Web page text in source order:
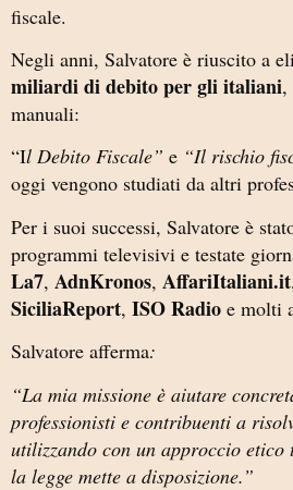
fiscale.
Negli anni, Salvatore è riuscito a
miliardi di debito per gli italiani,
manuali:
“Il Debito Fiscale” e “Il rischio
oggi vengono studiati da altri
Per i suoi successi, Salvatore è
programmi televisivi e testate
La7, AdnKronos, AffariItaliani.it
SiciliaReport, ISO Radio e molti
Salvatore afferma:
“La mia missione è aiutare
professionisti e contribuenti a
utilizzando con un approccio
la legge mette a disposizione.”